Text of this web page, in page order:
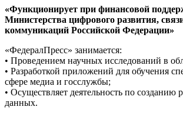
«Функционирует при финансовой
Министерства цифрового развития,
коммуникаций Российской Федерации»
«ФедералПресс» занимается:
• Проведением научных исследований в
• Разработкой приложений для обучения
сфере медиа и госслужбы;
• Осуществляет деятельность по созданию
данных.